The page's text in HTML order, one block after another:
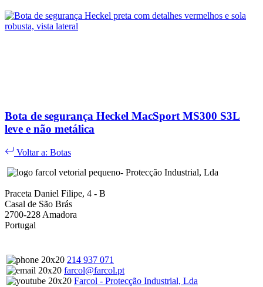
Bota de segurança Heckel MacSport MS300 S3L
leve e não metálica
Voltar a: Botas
- Protecção Industrial, Lda
Praceta Daniel Filipe, 4 - B
Casal de São Brás
2700-228 Amadora
Portugal
214 937 071
farcol@farcol.pt
Farcol - Protecção Industrial, Lda